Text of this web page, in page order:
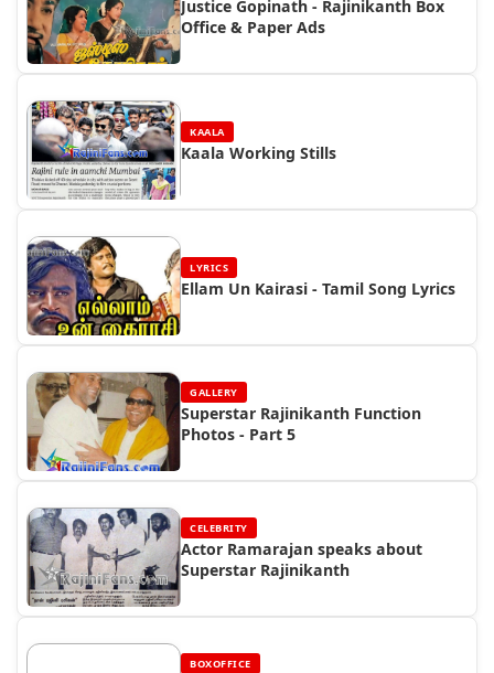
Justice Gopinath - Rajinikanth Box
Office & Paper Ads
KAALA
Kaala Working Stills
LYRICS
Ellam Un Kairasi - Tamil Song Lyrics
GALLERY
Superstar Rajinikanth Function
Photos - Part 5
CELEBRITY
Actor Ramarajan speaks about
Superstar Rajinikanth
BOXOFFICE